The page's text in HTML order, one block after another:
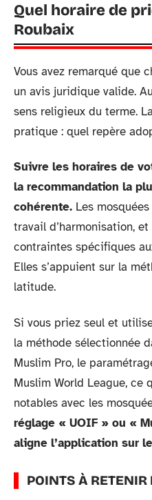
Quel horaire de
Roubaix
Vous avez remarqué que
un avis juridique valide.
sens religieux du terme.
pratique : quel repère
Suivre les horaires de
la recommandation la
cohérente. Les
travail d’harmonisation,
contraintes spécifiques
Elles s’appuient sur la
latitude.
Si vous priez seul et
la méthode sélectionnée
Muslim Pro, le
Muslim World League, ce
notables avec les
réglage « UOIF » ou «
aligne l’application sur
POINTS À RETENIR